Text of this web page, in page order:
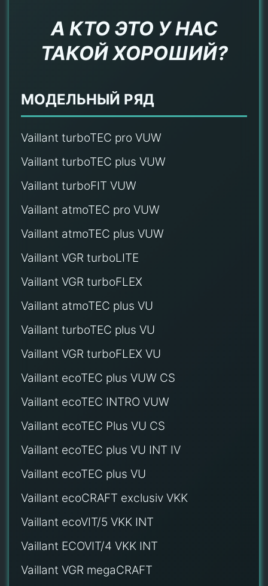
А КТО ЭТО У НАС
ТАКОЙ ХОРОШИЙ?
МОДЕЛЬНЫЙ РЯД
Vaillant turboTEC pro VUW
Vaillant turboTEC plus VUW
Vaillant turboFIT VUW
Vaillant atmoTEC pro VUW
Vaillant atmoTEC plus VUW
Vaillant VGR turboLITE
Vaillant VGR turboFLEX
Vaillant atmoTEC plus VU
Vaillant turboTEC plus VU
Vaillant VGR turboFLEX VU
Vaillant ecoTEC plus VUW CS
Vaillant ecoTEC INTRO VUW
Vaillant ecoTEC Plus VU CS
Vaillant ecoTEC plus VU INT IV
Vaillant ecoTEC plus VU
Vaillant ecoCRAFT exclusiv VKK
Vaillant ecoVIT/5 VKK INT
Vaillant ECOVIT/4 VKK INT
Vaillant VGR megaCRAFT